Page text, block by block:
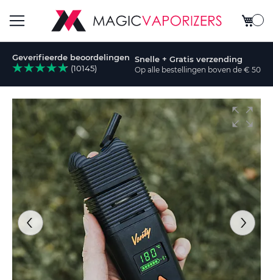
Nav
Geverifieerde beoordelingen
(10145)
Snelle + Gratis verzending
Op alle bestellingen boven de € 50
naar
het
de
afbeeldingen-
gallerij